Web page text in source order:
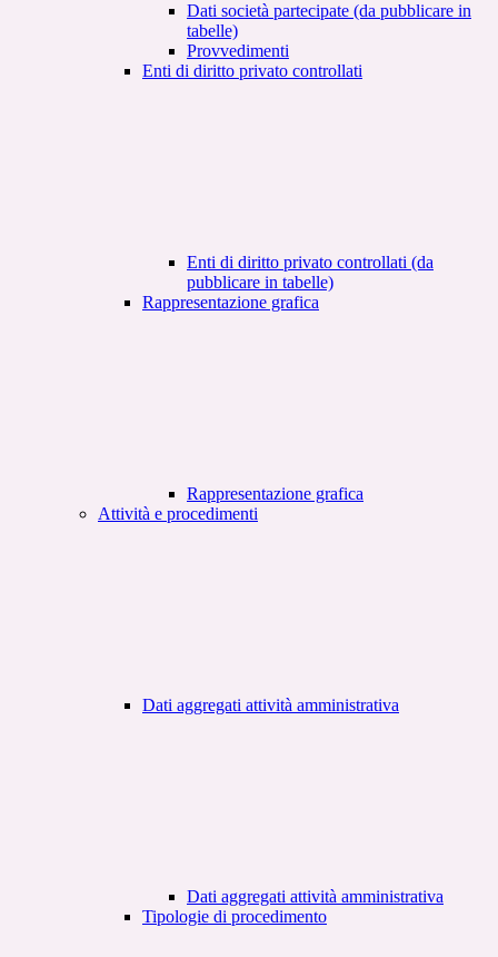
Dati società partecipate (da pubblicare in
tabelle)
Provvedimenti
Enti di diritto privato controllati
Enti di diritto privato controllati (da
pubblicare in tabelle)
Rappresentazione grafica
Rappresentazione grafica
Attività e procedimenti
Dati aggregati attività amministrativa
Dati aggregati attività amministrativa
Tipologie di procedimento